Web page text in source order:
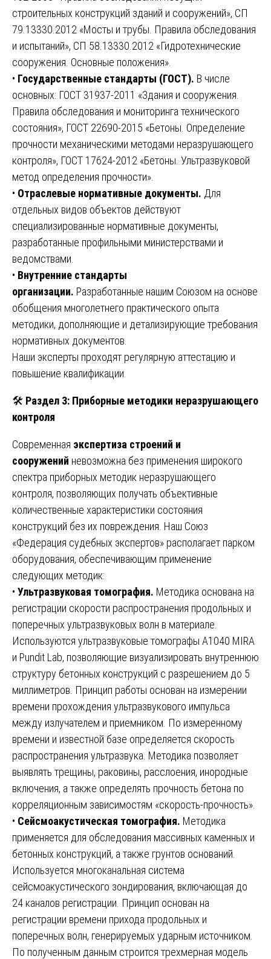
строительных конструкций зданий и сооружений», СП
79.13330.2012 «Мосты и трубы. Правила обследования
и испытаний», СП 58.13330.2012 «Гидротехнические
сооружения. Основные положения».
• Государственные стандарты (ГОСТ). В числе
основных: ГОСТ 31937-2011 «Здания и сооружения.
Правила обследования и мониторинга технического
состояния», ГОСТ 22690-2015 «Бетоны. Определение
прочности механическими методами неразрушающего
контроля», ГОСТ 17624-2012 «Бетоны. Ультразвуковой
метод определения прочности».
• Отраслевые нормативные документы. Для
отдельных видов объектов действуют
специализированные нормативные документы,
разработанные профильными министерствами и
ведомствами.
• Внутренние стандарты
организации. Разработанные нашим Союзом на основе
обобщения многолетнего практического опыта
методики, дополняющие и детализирующие требования
нормативных документов.
Наши эксперты проходят регулярную аттестацию и
повышение квалификации.
🛠️ Раздел 3: Приборные методики неразрушающего
контроля
Современная экспертиза строений и
сооружений невозможна без применения широкого
спектра приборных методик неразрушающего
контроля, позволяющих получать объективные
количественные характеристики состояния
конструкций без их повреждения. Наш Союз
«Федерация судебных экспертов» располагает парком
оборудования, обеспечивающим применение
следующих методик:
• Ультразвуковая томография. Методика основана на
регистрации скорости распространения продольных и
поперечных ультразвуковых волн в материале.
Используются ультразвуковые томографы A1040 MIRA
и Pundit Lab, позволяющие визуализировать внутреннюю
структуру бетонных конструкций с разрешением до 5
миллиметров. Принцип работы основан на измерении
времени прохождения ультразвукового импульса
между излучателем и приемником. По измеренному
времени и известной базе определяется скорость
распространения ультразвука. Методика позволяет
выявлять трещины, раковины, расслоения, инородные
включения, а также определять прочность бетона по
корреляционным зависимостям «скорость-прочность».
• Сейсмоакустическая томография. Методика
применяется для обследования массивных каменных и
бетонных конструкций, а также грунтов оснований.
Используется многоканальная система
сейсмоакустического зондирования, включающая до
24 каналов регистрации. Принцип основан на
регистрации времени прихода продольных и
поперечных волн, генерируемых ударным источником.
По полученным данным строится трехмерная модель